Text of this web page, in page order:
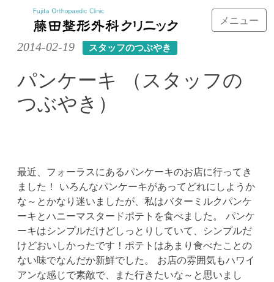
メニュー
2014-02-19 スタッフのつぶやき
パンケーキ （スタッフの
つぶやき）
最近、フォーラスにあるパンケーキのお店に行ってき
ました！ いろんなパンケーキがあってどれにしようか
な～とかなり迷いましたが、私はバターミルクパンケ
ーキとハニーマスタードポテトを食べました。 パンケ
ーキはシンプルだけどしっとりしていて、シンプルだ
けどおいしかったです！ポテトはあまり食べたことの
ない味でなんだか新鮮でした。 お店の雰囲気もハワイ
アンな感じで素敵で、また行きたいな～と思いまし